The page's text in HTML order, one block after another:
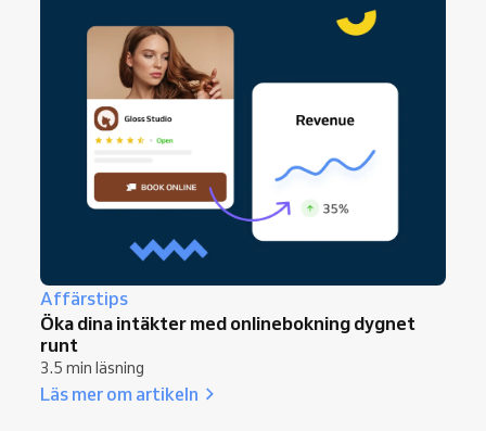
Affärstips
Öka dina intäkter med onlinebokning dygnet
runt
3.5 min läsning
Läs mer om artikeln